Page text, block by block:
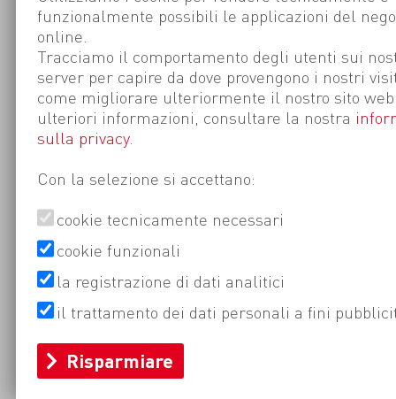
funzionalmente possibili le applicazioni del
online.
Tracciamo il comportamento degli utenti sui
server per capire da dove provengono i nostri
come migliorare ulteriormente il nostro sito
ulteriori informazioni, consultare la nostra
sulla privacy.
Con la selezione si accettano:
cookie tecnicamente necessari
cookie funzionali
la registrazione di dati analitici
il trattamento dei dati personali a fini
Risparmiare